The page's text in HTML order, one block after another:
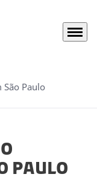
Menu
São Paulo
Paulo